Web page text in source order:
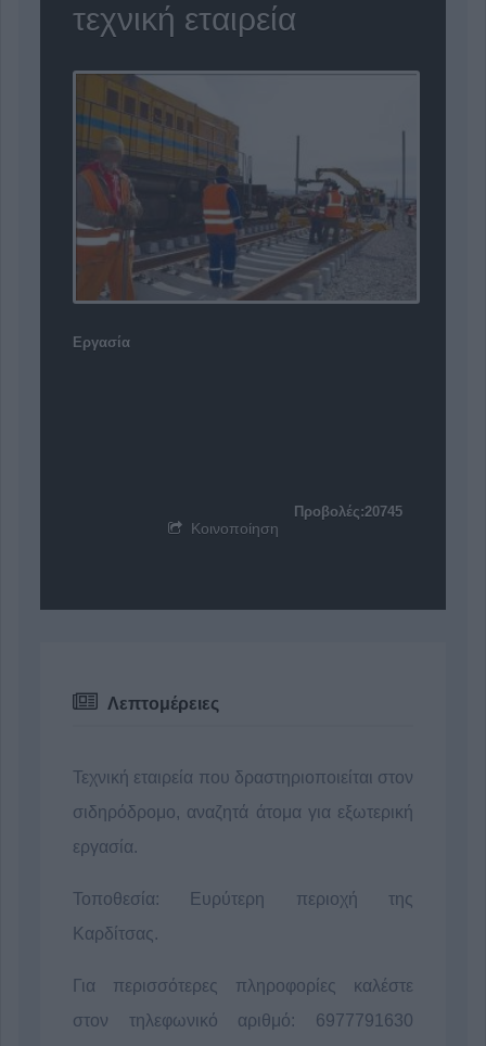
τεχνική εταιρεία
Εργασία
Προβολές:20745
Κοινοποίηση
Λεπτομέρειες
Τεχνική εταιρεία που δραστηριοποιείται στον
σιδηρόδρομο, αναζητά άτομα για εξωτερική
εργασία.
Τοποθεσία: Ευρύτερη περιοχή της
Καρδίτσας.
Για περισσότερες πληροφορίες καλέστε
στον τηλεφωνικό αριθμό: 6977791630